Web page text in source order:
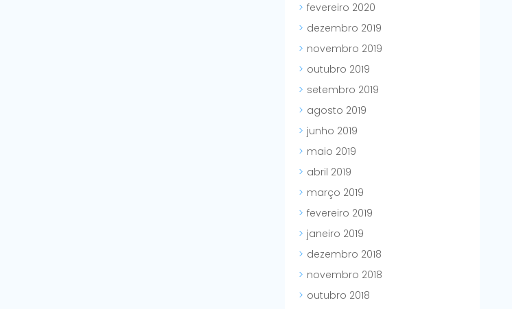
fevereiro 2020
dezembro 2019
novembro 2019
outubro 2019
setembro 2019
agosto 2019
junho 2019
maio 2019
abril 2019
março 2019
fevereiro 2019
janeiro 2019
dezembro 2018
novembro 2018
outubro 2018